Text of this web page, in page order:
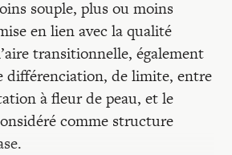
souple, plus ou moins
en lien avec la qualité
transitionnelle, également
différenciation, de limite, entre
à fleur de peau, et le
comme structure